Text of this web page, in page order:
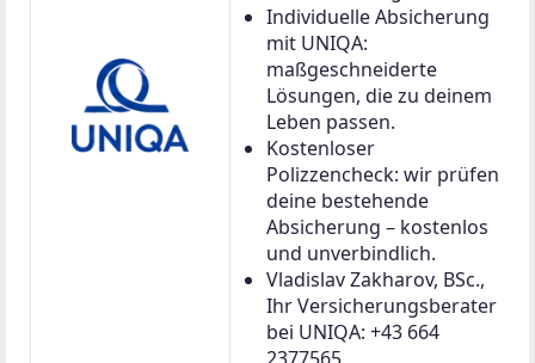
Individuelle Absicherung
mit UNIQA:
maßgeschneiderte
Lösungen, die zu deinem
Leben passen.
Kostenloser
Polizzencheck: wir prüfen
deine bestehende
Absicherung – kostenlos
und unverbindlich.
Vladislav Zakharov, BSc.,
Ihr Versicherungsberater
bei UNIQA: +43 664
2377565,